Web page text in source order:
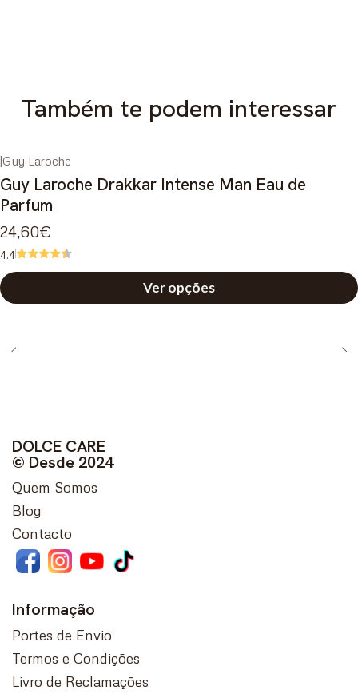
Também te podem interessar
|Guy Laroche
Guy Laroche Drakkar Intense Man Eau de
Parfum
24,60€
4.4
Ver opções
DOLCE CARE
© Desde 2024
Quem Somos
Blog
Contacto
Informação
Portes de Envio
Termos e Condições
Livro de Reclamações